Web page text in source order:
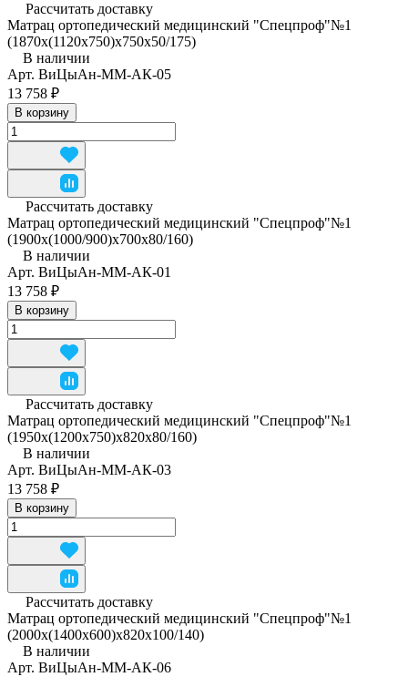
Рассчитать доставку
Матрац ортопедический медицинский "Спецпроф"№1
(1870х(1120х750)х750х50/175)
В наличии
Арт. ВиЦыАн-ММ-АК-05
13 758 ₽
В корзину
Рассчитать доставку
Матрац ортопедический медицинский "Спецпроф"№1
(1900х(1000/900)х700х80/160)
В наличии
Арт. ВиЦыАн-ММ-АК-01
13 758 ₽
В корзину
Рассчитать доставку
Матрац ортопедический медицинский "Спецпроф"№1
(1950х(1200х750)х820х80/160)
В наличии
Арт. ВиЦыАн-ММ-АК-03
13 758 ₽
В корзину
Рассчитать доставку
Матрац ортопедический медицинский "Спецпроф"№1
(2000х(1400х600)х820х100/140)
В наличии
Арт. ВиЦыАн-ММ-АК-06